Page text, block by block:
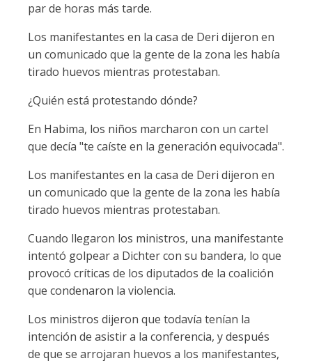
par de horas más tarde.
Los manifestantes en la casa de Deri dijeron en
un comunicado que la gente de la zona les había
tirado huevos mientras protestaban.
¿Quién está protestando dónde?
En Habima, los niños marcharon con un cartel
que decía "te caíste en la generación equivocada".
Los manifestantes en la casa de Deri dijeron en
un comunicado que la gente de la zona les había
tirado huevos mientras protestaban.
Cuando llegaron los ministros, una manifestante
intentó golpear a Dichter con su bandera, lo que
provocó críticas de los diputados de la coalición
que condenaron la violencia.
Los ministros dijeron que todavía tenían la
intención de asistir a la conferencia, y después
de que se arrojaran huevos a los manifestantes,